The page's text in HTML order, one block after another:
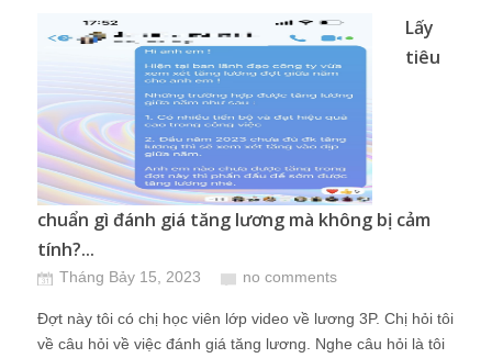
Lấy
tiêu
chuẩn gì đánh giá tăng lương mà không bị cảm
tính?...
Tháng Bảy 15, 2023 no comments
Đợt này tôi có chị học viên lớp video về lương 3P. Chị hỏi tôi
về câu hỏi về việc đánh giá tăng lương. Nghe câu hỏi là tôi